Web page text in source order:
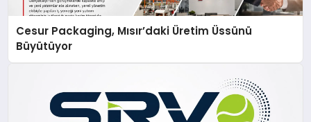
Cesur Packaging, Mısır’daki Üretim Üssünü
Büyütüyor